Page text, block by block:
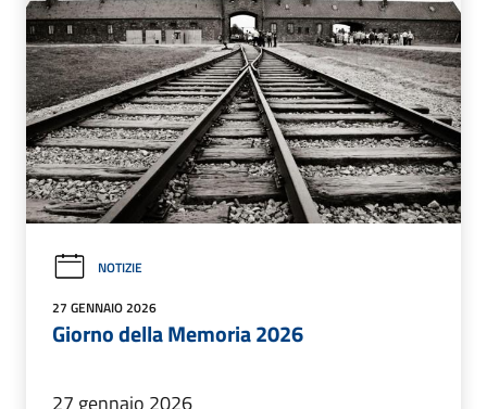
NOTIZIE
27 GENNAIO 2026
Giorno della Memoria 2026